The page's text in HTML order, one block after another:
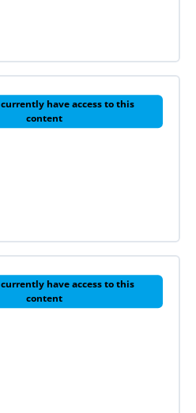
have access to this
content
have access to this
content